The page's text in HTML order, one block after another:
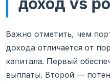
Важно отметить, чем
дохода отличается от
капитала. Первый
выплаты. Второй —